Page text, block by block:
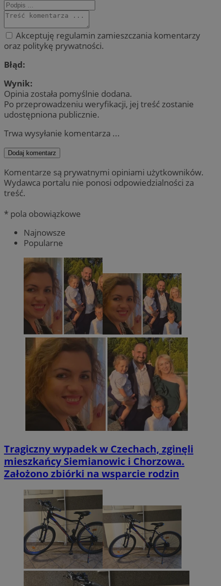
Akceptuję regulamin zamieszczania komentarzy
oraz politykę prywatności.
Błąd:
Wynik:
Opinia została pomyślnie dodana.
Po przeprowadzeniu weryfikacji, jej treść zostanie
udostępniona publicznie.
Trwa wysyłanie komentarza ...
Dodaj komentarz
Komentarze są prywatnymi opiniami użytkowników.
Wydawca portalu nie ponosi odpowiedzialności za
treść.
* pola obowiązkowe
Najnowsze
Popularne
Tragiczny wypadek w Czechach, zginęli
mieszkańcy Siemianowic i Chorzowa.
Założono zbiórki na wsparcie rodzin